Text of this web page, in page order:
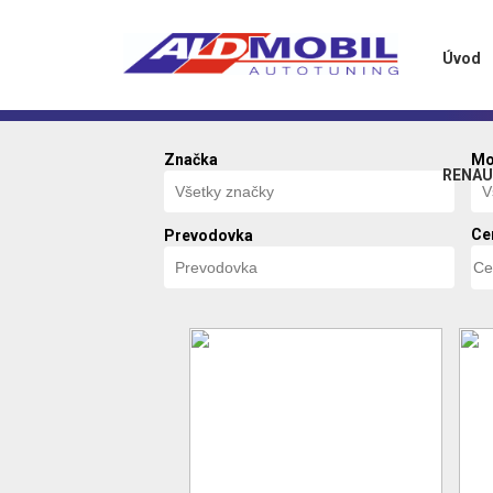
Úvod
Značka
Prevodovka